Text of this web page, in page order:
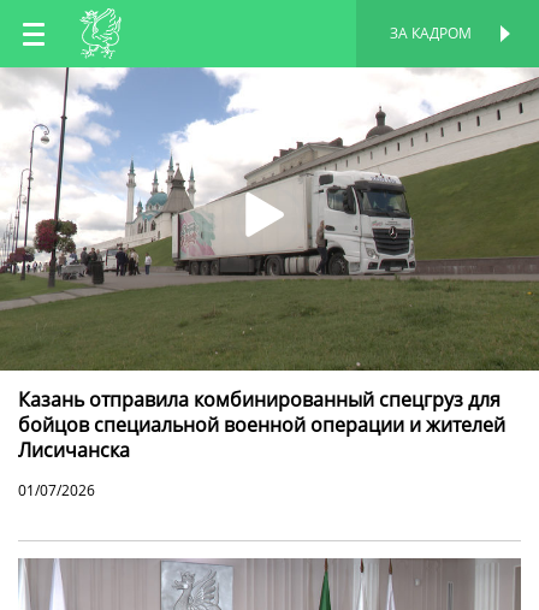
RU
TT
ЗА КАДРОМ
Казань отправила комбинированный спецгруз для
бойцов специальной военной операции и жителей
Лисичанска
01/07/2026
ПЕРСОНАЛЬНАЯ
СТРАНИЦА